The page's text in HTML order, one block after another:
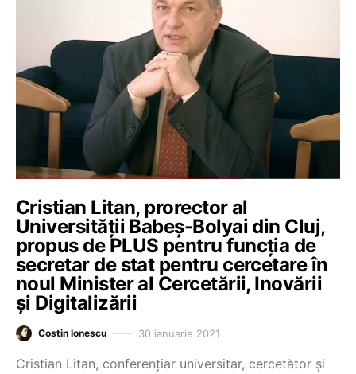
Cristian Litan, prorector al
Universității Babeș-Bolyai din Cluj,
propus de PLUS pentru funcția de
secretar de stat pentru cercetare în
noul Minister al Cercetării, Inovării
și Digitalizării
Costin Ionescu 30 ianuarie 2021
Cristian Litan, conferențiar universitar, cercetător și